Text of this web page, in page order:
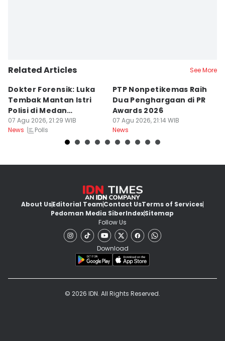
Related Articles See More
Dokter Forensik: Luka
Tembak Mantan Istri
Polisi di Medan
Berkarakter Tempel
07 Agu 2026, 21:29 WIB
News
Polls
PTP Nonpetikemas Raih
Dua Penghargaan di PR
Awards 2026
07 Agu 2026, 21:14 WIB
News
About UsEditorial TeamContact UsTerms of Services
Pedoman Media SiberIndexSitemap
Follow Us
Download
© 2026 IDN. All Rights Reserved.